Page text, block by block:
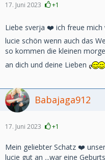
17. Juni 2023 +1
Liebe sverja ❤️ ich freue mich
lucie schön wenn auch das
so kommen die kleinen
an dich und deine Lieben
Babajaga912
17. Juni 2023 +1
Mein geliebter Schatz ❤️
lucie gut an ...war eine